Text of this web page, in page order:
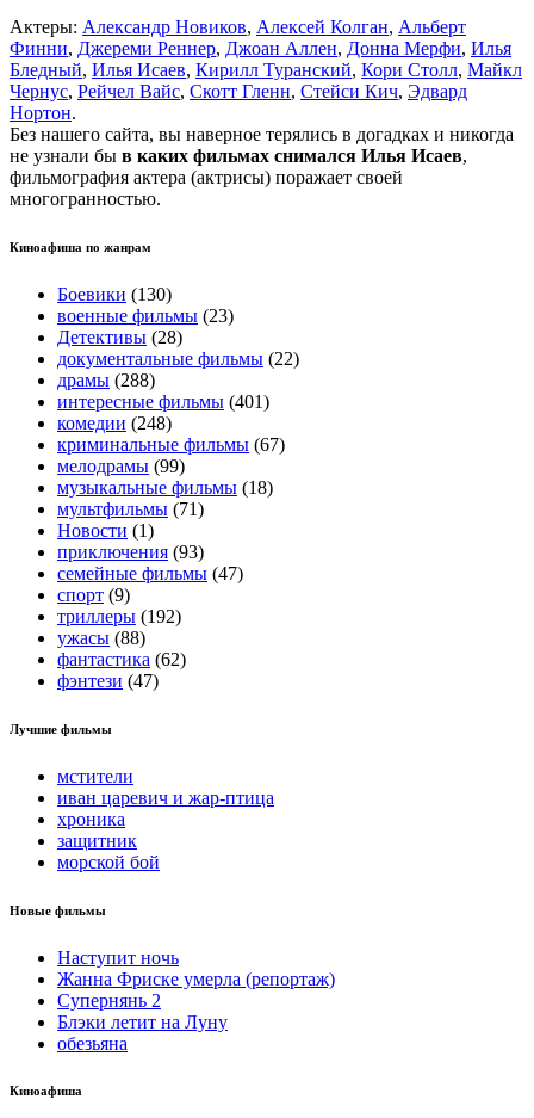
Актеры: Александр Новиков, Алексей Колган, Альберт
Финни, Джереми Реннер, Джоан Аллен, Донна Мерфи, Илья
Бледный, Илья Исаев, Кирилл Туранский, Кори Столл, Майкл
Чернус, Рейчел Вайс, Скотт Гленн, Стейси Кич, Эдвард
Нортон.
Без нашего сайта, вы наверное терялись в догадках и никогда
не узнали бы в каких фильмах снимался Илья Исаев,
фильмография актера (актрисы) поражает своей
многогранностью.
Киноафиша по жанрам
Боевики (130)
военные фильмы (23)
Детективы (28)
документальные фильмы (22)
драмы (288)
интересные фильмы (401)
комедии (248)
криминальные фильмы (67)
мелодрамы (99)
музыкальные фильмы (18)
мультфильмы (71)
Новости (1)
приключения (93)
семейные фильмы (47)
спорт (9)
триллеры (192)
ужасы (88)
фантастика (62)
фэнтези (47)
Лучшие фильмы
мстители
иван царевич и жар-птица
хроника
защитник
морской бой
Новые фильмы
Наступит ночь
Жанна Фриске умерла (репортаж)
Супернянь 2
Блэки летит на Луну
обезьяна
Киноафиша